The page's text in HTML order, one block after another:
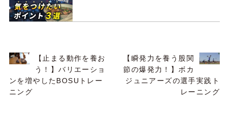
【止まる動作を養お
う！】バリエーショ
ンを増やしたBOSUトレー
ニング
【瞬発力を養う股関
節の爆発力！】ボカ
ジュニアーズの選手実践ト
レーニング